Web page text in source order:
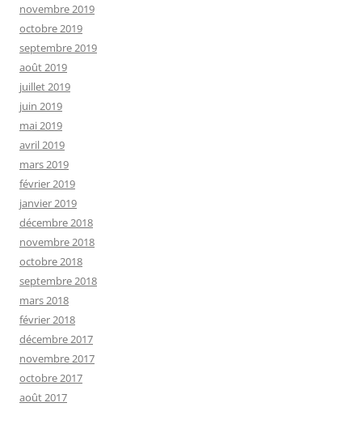
novembre 2019
octobre 2019
septembre 2019
août 2019
juillet 2019
juin 2019
mai 2019
avril 2019
mars 2019
février 2019
janvier 2019
décembre 2018
novembre 2018
octobre 2018
septembre 2018
mars 2018
février 2018
décembre 2017
novembre 2017
octobre 2017
août 2017